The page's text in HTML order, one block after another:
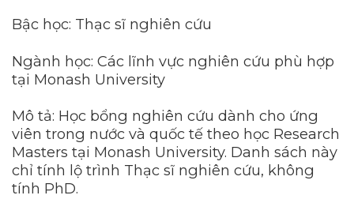
Bậc học: Thạc sĩ nghiên cứu
Ngành học: Các lĩnh vực nghiên cứu phù hợp
tại Monash University
Mô tả: Học bổng nghiên cứu dành cho ứng
viên trong nước và quốc tế theo học Research
Masters tại Monash University. Danh sách này
chỉ tính lộ trình Thạc sĩ nghiên cứu, không
tính PhD.